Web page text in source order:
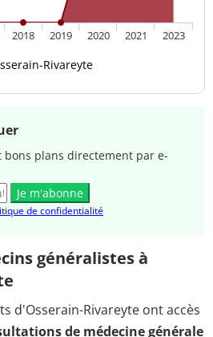
Rivareyte
2018 2019 2020 2021 2023
bons plans directement par e-
Je m'abonne
de confidentialité
généralistes à
d'Osserain-Rivareyte ont accès
de médecine générale